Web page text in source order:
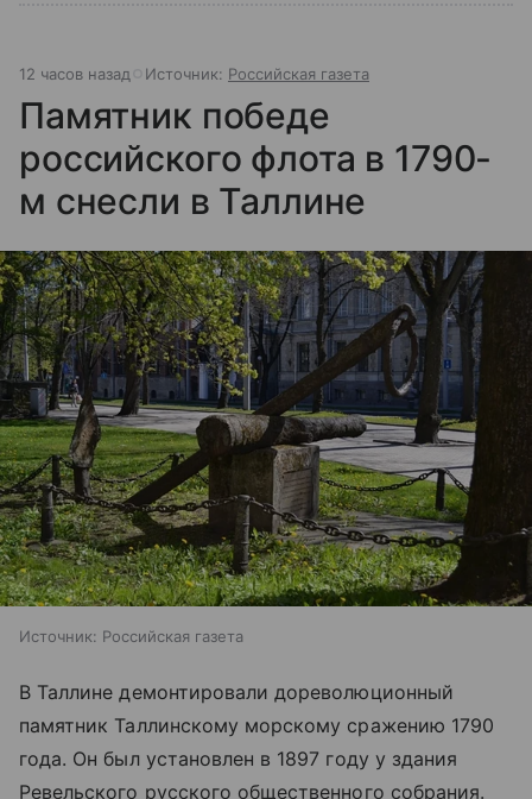
12 часов назад Источник: Российская газета
Памятник победе
российского флота в 1790-
м снесли в Таллине
Источник: Российская газета
В Таллине демонтировали дореволюционный
памятник Таллинскому морскому сражению 1790
года. Он был установлен в 1897 году у здания
Ревельского русского общественного собрания.